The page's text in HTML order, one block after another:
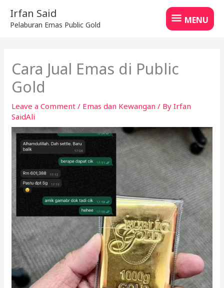
content
Irfan Said
Pelaburan Emas Public Gold
MENU
MENU
Cara Jual Emas di Public
Gold
Leave a Comment / Emas dan Kewangan / ByIrfan
SaidAli